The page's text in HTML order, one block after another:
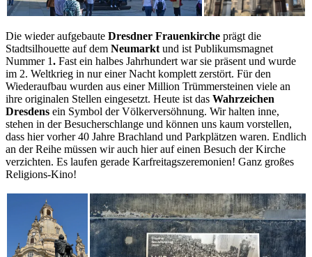
Die wieder aufgebaute Dresdner Frauenkirche prägt die
Stadtsilhouette auf dem Neumarkt und ist Publikumsmagnet
Nummer 1. Fast ein halbes Jahrhundert war sie präsent und wurde
im 2. Weltkrieg in nur einer Nacht komplett zerstört. Für den
Wiederaufbau wurden aus einer Million Trümmersteinen viele an
ihre originalen Stellen eingesetzt. Heute ist das Wahrzeichen
Dresdens ein Symbol der Völkerversöhnung. Wir halten inne,
stehen in der Besucherschlange und können uns kaum vorstellen,
dass hier vorher 40 Jahre Brachland und Parkplätzen waren. Endlich
an der Reihe müssen wir auch hier auf einen Besuch der Kirche
verzichten. Es laufen gerade Karfreitagszeremonien! Ganz großes
Religions-Kino!